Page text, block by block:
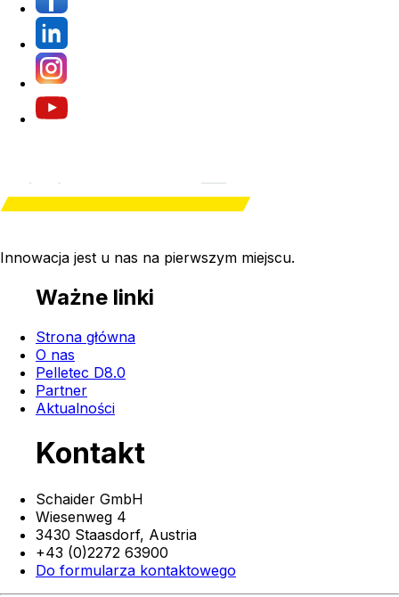
Innowacja jest u nas na pierwszym miejscu.
Ważne linki
Strona główna
O nas
Pelletec D8.0
Partner
Aktualności
Kontakt
Schaider GmbH
Wiesenweg 4
3430 Staasdorf, Austria
+43 (0)2272 63900
Do formularza kontaktowego